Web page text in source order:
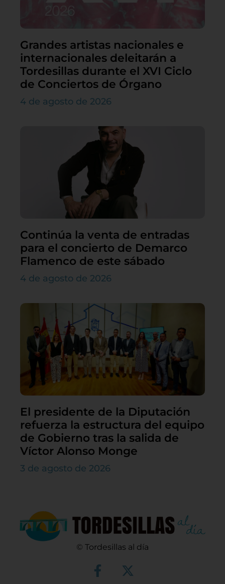
Grandes artistas nacionales e
internacionales deleitarán a
Tordesillas durante el XVI Ciclo
de Conciertos de Órgano
4 de agosto de 2026
Continúa la venta de entradas
para el concierto de Demarco
Flamenco de este sábado
4 de agosto de 2026
El presidente de la Diputación
refuerza la estructura del equipo
de Gobierno tras la salida de
Víctor Alonso Monge
3 de agosto de 2026
© Tordesillas al día